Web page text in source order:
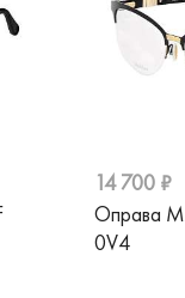
14 700 ₽
Оправа
0V4